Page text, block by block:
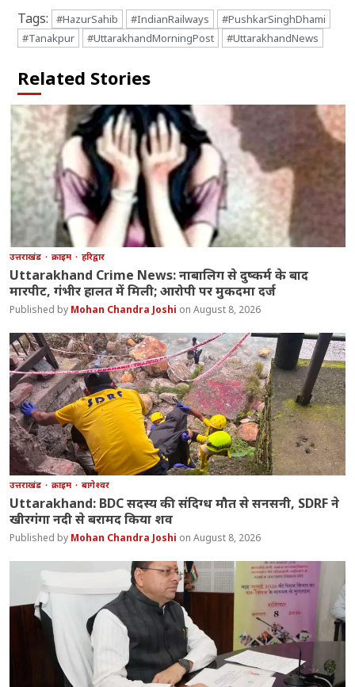
Tags: #HazurSahib #IndianRailways
#PushkarSinghDhami
#Tanakpur
#UttarakhandMorningPost #UttarakhandNews
Related Stories
उत्तराखंड क्राइम हरिद्वार
Uttarakhand Crime News: नाबालिग से दुष्कर्म के बाद
मारपीट, गंभीर हालत में मिली; आरोपी पर मुकदमा दर्ज
Mohan Chandra Joshi August 8, 2026
उत्तराखंड क्राइम बागेश्वर
Uttarakhand: BDC सदस्य की संदिग्ध मौत से सनसनी, SDRF ने
खीरगंगा नदी से बरामद किया शव
Mohan Chandra Joshi August 8, 2026